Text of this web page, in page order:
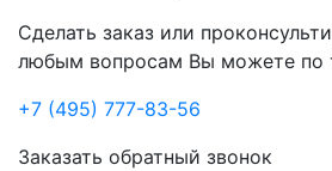
Сделать заказ или
любым вопросам Вы можете по
+7 (495) 777-83-56
Заказать обратный звонок